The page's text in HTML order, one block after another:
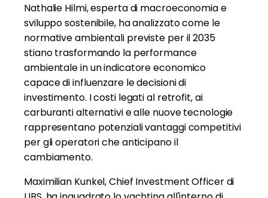
Nathalie Hilmi, esperta di macroeconomia e
sviluppo sostenibile, ha analizzato come le
normative ambientali previste per il 2035
stiano trasformando la performance
ambientale in un indicatore economico
capace di influenzare le decisioni di
investimento. I costi legati al retrofit, ai
carburanti alternativi e alle nuove tecnologie
rappresentano potenziali vantaggi competitivi
per gli operatori che anticipano il
cambiamento.
Maximilian Kunkel, Chief Investment Officer di